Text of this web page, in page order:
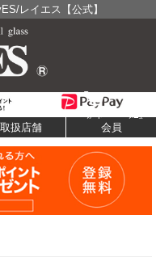
レイエス【公式】
取扱店舗 会員